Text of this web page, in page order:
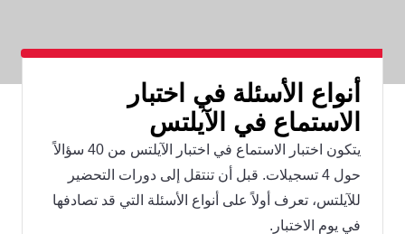
أنواع الأسئلة في اختبار
الاستماع في الآيلتس
يتكون اختبار الاستماع في اختبار الآيلتس من 40 سؤالاً
حول 4 تسجيلات. قبل أن تنتقل إلى دورات التحضير
للآيلتس، تعرف أولاً على أنواع الأسئلة التي قد تصادفها
في يوم الاختبار.